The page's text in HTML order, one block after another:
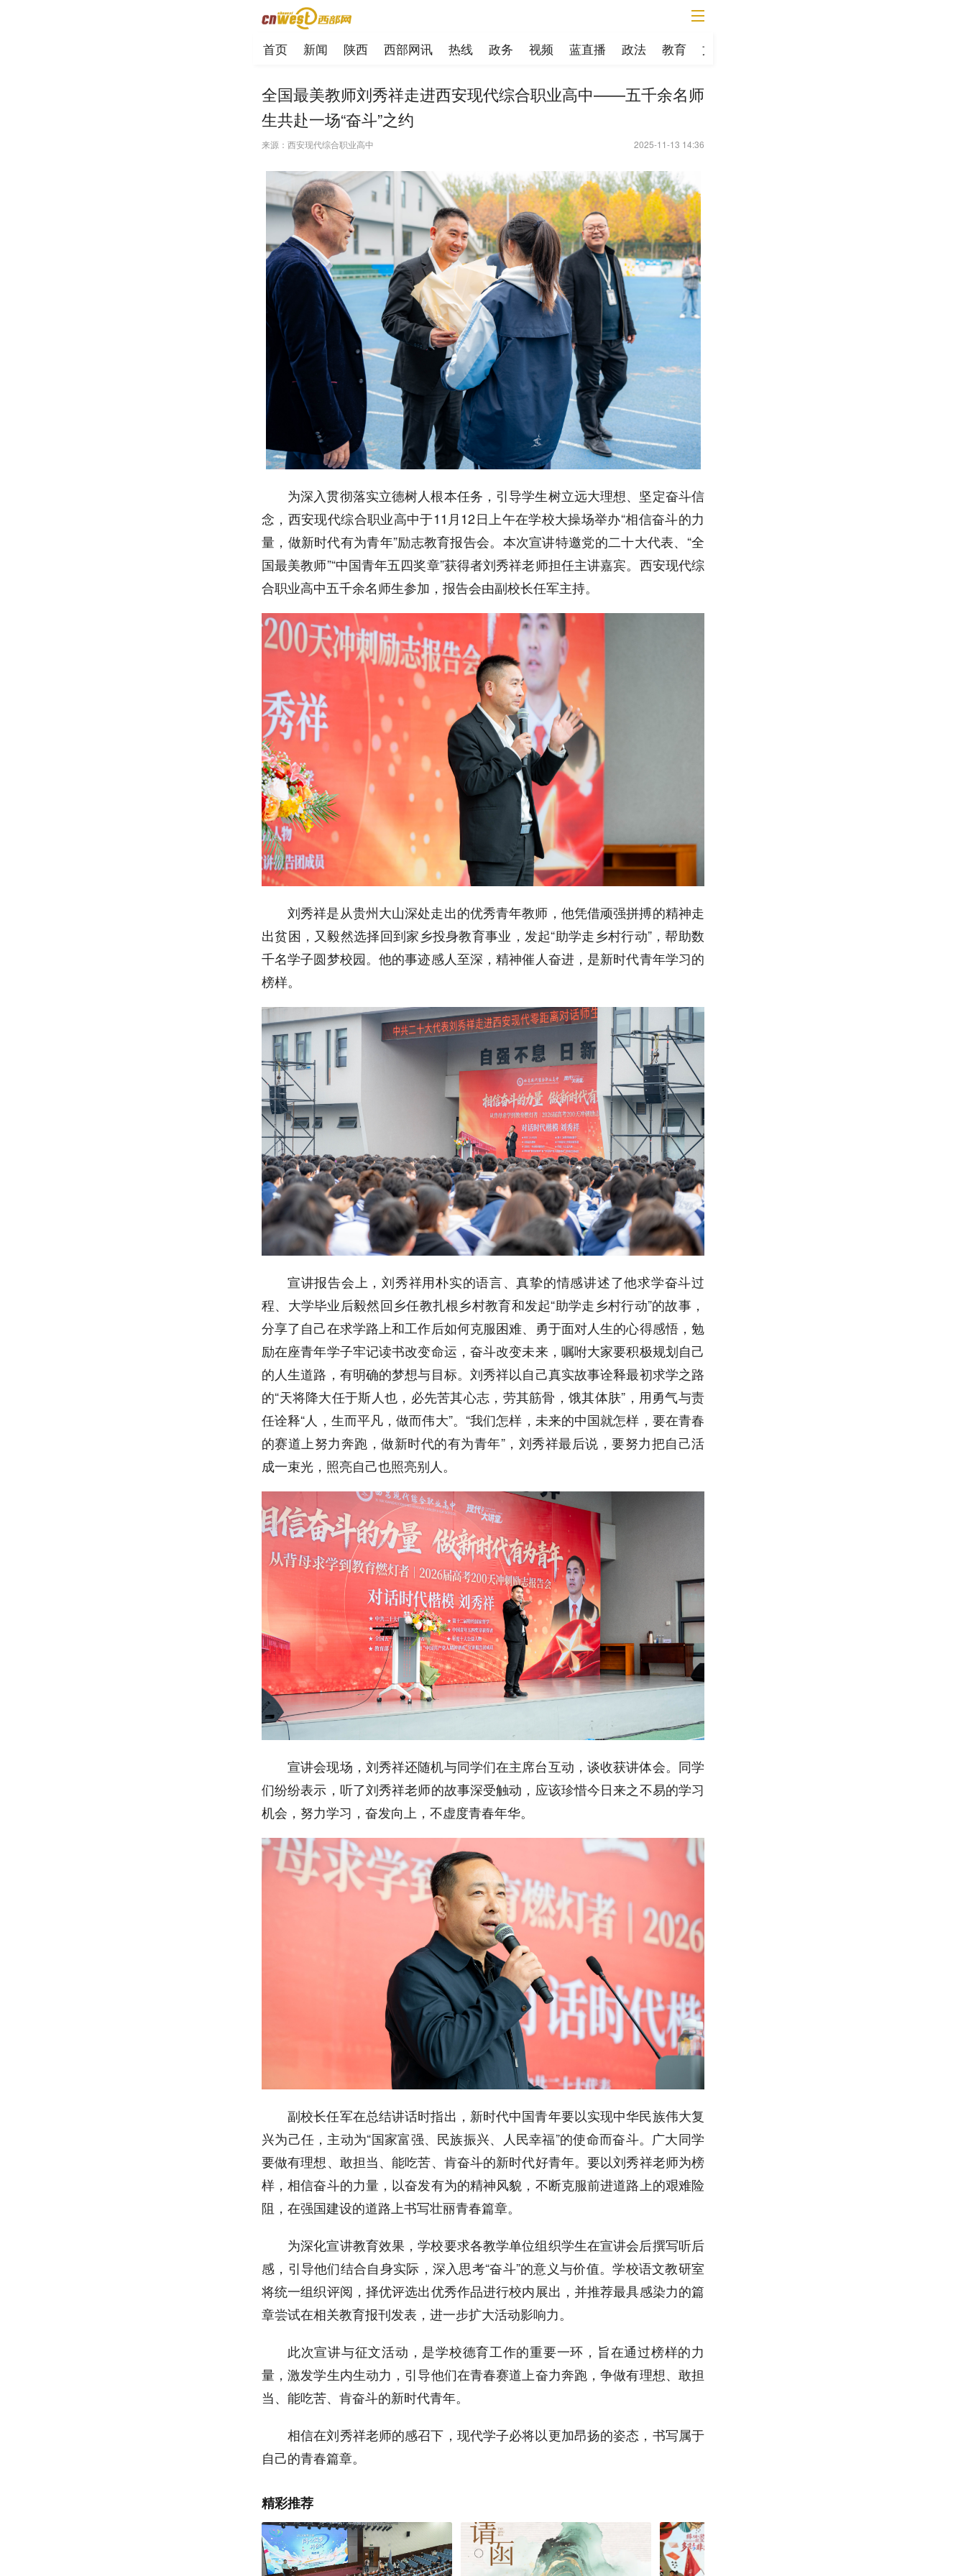
首页 新闻 陕西 西部网讯 热线 政务 视频 蓝直播 政法 教育 文化
全国最美教师刘秀祥走进西安现代综合职业高中——五千余名师
生共赴一场“奋斗”之约
来源：西安现代综合职业高中 2025-11-13 14:36
为深入贯彻落实立德树人根本任务，引导学生树立远大理想、坚定奋斗信
念，西安现代综合职业高中于11月12日上午在学校大操场举办“相信奋斗的力
量，做新时代有为青年”励志教育报告会。本次宣讲特邀党的二十大代表、“全
国最美教师”“中国青年五四奖章”获得者刘秀祥老师担任主讲嘉宾。西安现代综
合职业高中五千余名师生参加，报告会由副校长任军主持。
刘秀祥是从贵州大山深处走出的优秀青年教师，他凭借顽强拼搏的精神走
出贫困，又毅然选择回到家乡投身教育事业，发起“助学走乡村行动”，帮助数
千名学子圆梦校园。他的事迹感人至深，精神催人奋进，是新时代青年学习的
榜样。
宣讲报告会上，刘秀祥用朴实的语言、真挚的情感讲述了他求学奋斗过
程、大学毕业后毅然回乡任教扎根乡村教育和发起“助学走乡村行动”的故事，
分享了自己在求学路上和工作后如何克服困难、勇于面对人生的心得感悟，勉
励在座青年学子牢记读书改变命运，奋斗改变未来，嘱咐大家要积极规划自己
的人生道路，有明确的梦想与目标。刘秀祥以自己真实故事诠释最初求学之路
的“天将降大任于斯人也，必先苦其心志，劳其筋骨，饿其体肤”，用勇气与责
任诠释“人，生而平凡，做而伟大”。“我们怎样，未来的中国就怎样，要在青春
的赛道上努力奔跑，做新时代的有为青年”，刘秀祥最后说，要努力把自己活
成一束光，照亮自己也照亮别人。
宣讲会现场，刘秀祥还随机与同学们在主席台互动，谈收获讲体会。同学
们纷纷表示，听了刘秀祥老师的故事深受触动，应该珍惜今日来之不易的学习
机会，努力学习，奋发向上，不虚度青春年华。
副校长任军在总结讲话时指出，新时代中国青年要以实现中华民族伟大复
兴为己任，主动为“国家富强、民族振兴、人民幸福”的使命而奋斗。广大同学
要做有理想、敢担当、能吃苦、肯奋斗的新时代好青年。要以刘秀祥老师为榜
样，相信奋斗的力量，以奋发有为的精神风貌，不断克服前进道路上的艰难险
阻，在强国建设的道路上书写壮丽青春篇章。
为深化宣讲教育效果，学校要求各教学单位组织学生在宣讲会后撰写听后
感，引导他们结合自身实际，深入思考“奋斗”的意义与价值。学校语文教研室
将统一组织评阅，择优评选出优秀作品进行校内展出，并推荐最具感染力的篇
章尝试在相关教育报刊发表，进一步扩大活动影响力。
此次宣讲与征文活动，是学校德育工作的重要一环，旨在通过榜样的力
量，激发学生内生动力，引导他们在青春赛道上奋力奔跑，争做有理想、敢担
当、能吃苦、肯奋斗的新时代青年。
相信在刘秀祥老师的感召下，现代学子必将以更加昂扬的姿态，书写属于
自己的青春篇章。
精彩推荐